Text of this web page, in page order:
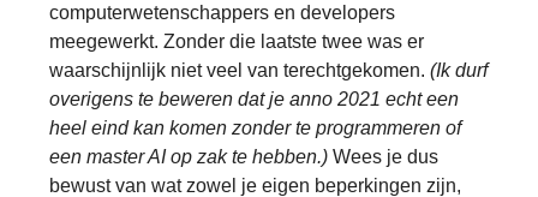
computerwetenschappers en developers
meegewerkt. Zonder die laatste twee was er
waarschijnlijk niet veel van terechtgekomen. (Ik durf
overigens te beweren dat je anno 2021 echt een
heel eind kan komen zonder te programmeren of
een master AI op zak te hebben.) Wees je dus
bewust van wat zowel je eigen beperkingen zijn,